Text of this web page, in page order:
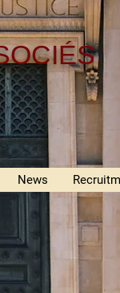
News